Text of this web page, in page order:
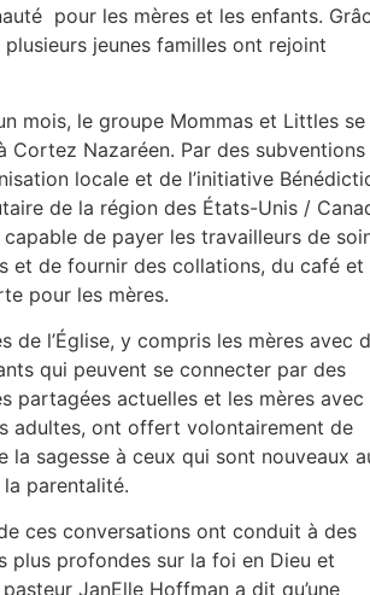
pour les mères et les enfants.
jeunes familles ont rejoint
mois, le groupe Mommas et Littles se
Cortez Nazaréen. Par des subventions
locale et de l’initiative
de la région des États-Unis /
capable de payer les travailleurs de
et de fournir des collations, du café et
pour les mères.
de l’Église, y compris les mères avec
qui peuvent se connecter par des
partagées actuelles et les mères avec
adultes, ont offert volontairement de
la sagesse à ceux qui sont nouveaux
parentalité.
ces conversations ont conduit à des
plus profondes sur la foi en Dieu et
pasteur JanElle Hoffman a dit qu’une